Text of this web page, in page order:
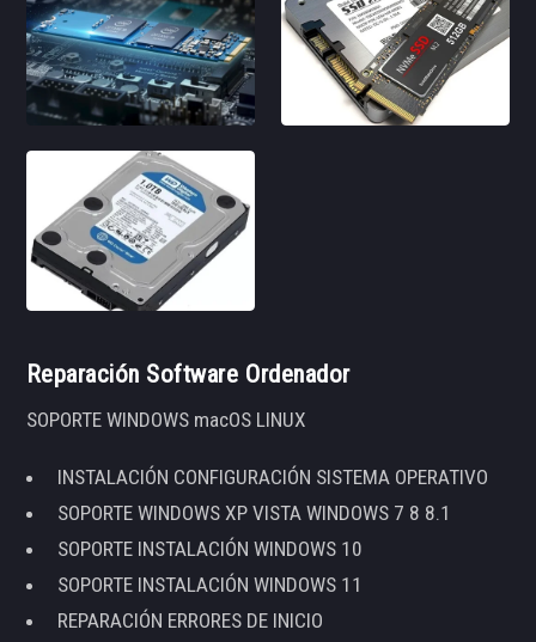
Reparación Software Ordenador
SOPORTE WINDOWS macOS LINUX
INSTALACIÓN CONFIGURACIÓN SISTEMA OPERATIVO
SOPORTE WINDOWS XP VISTA WINDOWS 7 8 8.1
SOPORTE INSTALACIÓN WINDOWS 10
SOPORTE INSTALACIÓN WINDOWS 11
REPARACIÓN ERRORES DE INICIO